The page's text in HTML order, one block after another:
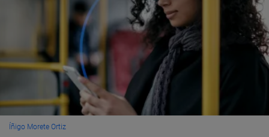
Íñigo Morete Ortiz